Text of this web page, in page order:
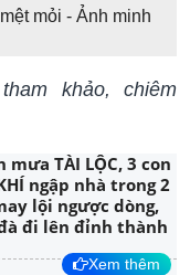
mỏi - Ảnh minh
khảo, chiêm
TÀI LỘC, 3 con
ngập nhà trong 2
lội ngược dòng,
đi lên đỉnh thành
Xem thêm